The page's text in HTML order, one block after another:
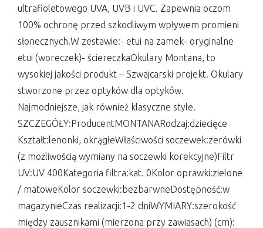
ultrafioletowego UVA, UVB i UVC. Zapewnia oczom
100% ochronę przed szkodliwym wpływem promieni
słonecznych.W zestawie:- etui na zamek- oryginalne
etui (woreczek)- ściereczkaOkulary Montana, to
wysokiej jakości produkt – Szwajcarski projekt. Okulary
stworzone przez optyków dla optyków.
Najmodniejsze, jak również klasyczne style.
SZCZEGÓŁY:ProducentMONTANARodzaj:dziecięce
Kształt:lenonki, okrągłeWłaściwości soczewek:zerówki
(z możliwością wymiany na soczewki korekcyjne)Filtr
UV:UV 400Kategoria filtra:kat. 0Kolor oprawki:zielone
/ matoweKolor soczewki:bezbarwneDostępność:w
magazynieCzas realizacji:1-2 dniWYMIARY:szerokość
między zausznikami (mierzona przy zawiasach) (cm):